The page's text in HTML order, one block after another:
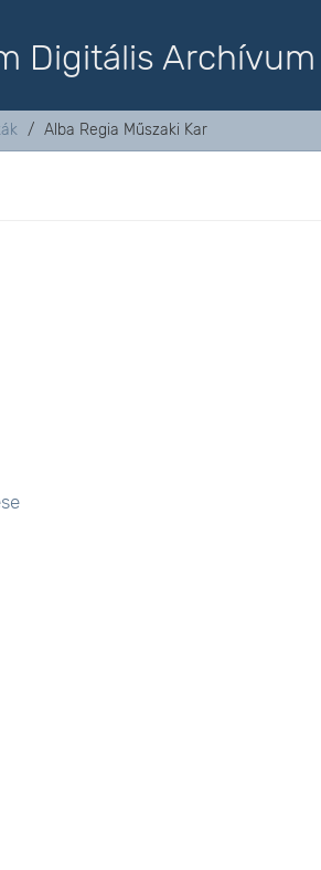
Digitális Archívum
Alba Regia Műszaki Kar